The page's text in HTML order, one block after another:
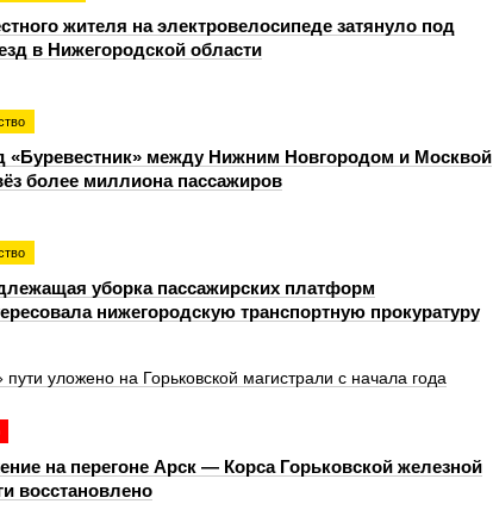
жителя на электровелосипеде затянуло под
в Нижегородской области
«Буревестник» между Нижним Новгородом и Москвой
более миллиона пассажиров
уборка пассажирских платформ
нижегородскую транспортную прокуратуру
уложено на Горьковской магистрали с начала года
на перегоне Арск — Корса Горьковской железной
восстановлено